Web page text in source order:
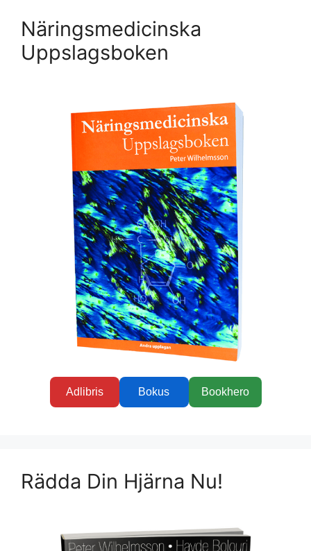
Näringsmedicinska
Uppslagsboken
Adlibris Bokus Bookhero
Rädda Din Hjärna Nu!